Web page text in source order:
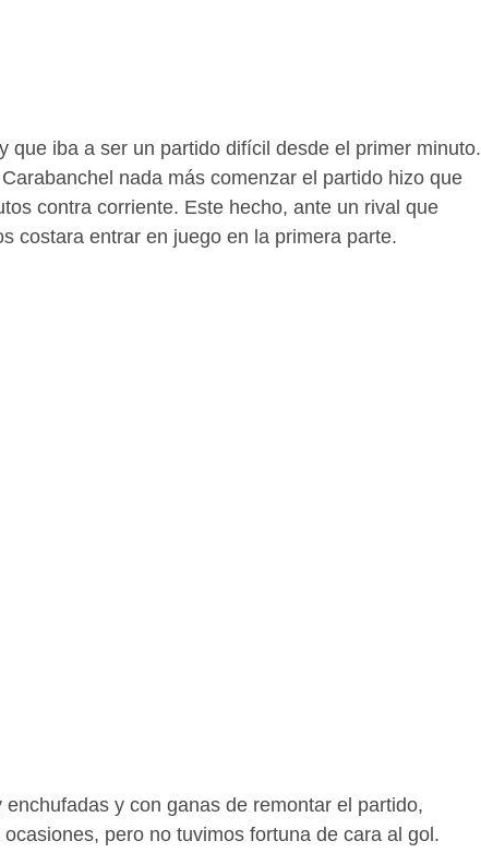
que iba a ser un partido difícil desde el primer minuto.
nada más comenzar el partido hizo que
contra corriente. Este hecho, ante un rival que
costara entrar en juego en la primera parte.
y con ganas de remontar el partido,
pero no tuvimos fortuna de cara al gol.